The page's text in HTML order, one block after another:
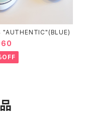
"AUTHENTIC"(BLUE)